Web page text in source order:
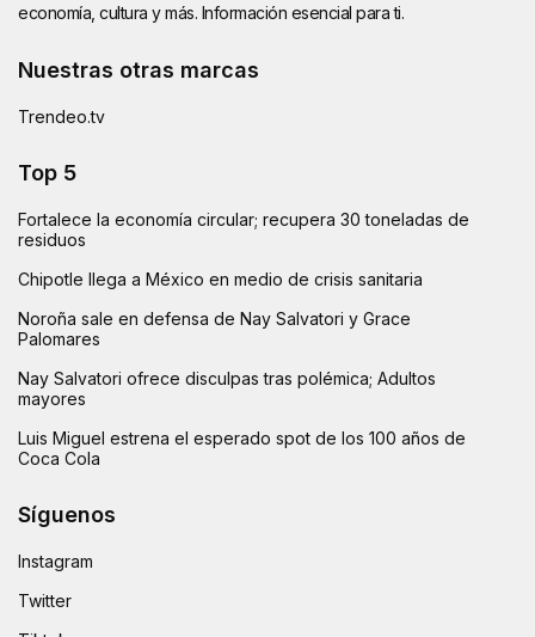
economía, cultura y más. Información esencial para ti.
Nuestras otras marcas
Trendeo.tv
Top 5
Fortalece la economía circular; recupera 30 toneladas de
residuos
Chipotle llega a México en medio de crisis sanitaria
Noroña sale en defensa de Nay Salvatori y Grace
Palomares
Nay Salvatori ofrece disculpas tras polémica; Adultos
mayores
Luis Miguel estrena el esperado spot de los 100 años de
Coca Cola
Síguenos
Instagram
Twitter